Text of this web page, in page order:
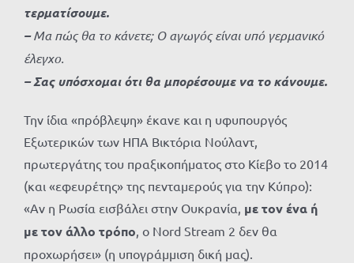
τερματίσουμε.
–Μα πώς θα το κάνετε; Ο αγωγός είναι υπό γερμανικό
έλεγχο.
– Σας υπόσχομαι ότι θα μπορέσουμε να το κάνουμε.
Την ίδια «πρόβλεψη» έκανε και η υφυπουργός
Εξωτερικών των ΗΠΑ Βικτόρια Νούλαντ,
πρωτεργάτης του πραξικοπήματος στο Κίεβο το 2014
(και «εφευρέτης» της πενταμερούς για την Κύπρο):
«Αν η Ρωσία εισβάλει στην Ουκρανία, με τον ένα ή
με τον άλλο τρόπο, ο Nord Stream 2 δεν θα
προχωρήσει» (η υπογράμμιση δική μας).